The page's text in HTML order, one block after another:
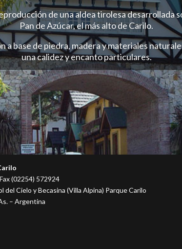
de una aldea tirolesa desarrollada
Pan de Azúcar, el más alto de Carilo.
a base de piedra, madera y materiales
una calidez y encanto particulares.
(02254) 572924
del Cielo y Becasina (Villa Alpina) Parque Carilo
– Argentina